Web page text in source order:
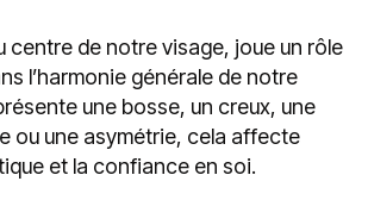
centre de notre visage, joue un rôle
l’harmonie générale de notre
une bosse, un creux, une
ou une asymétrie, cela affecte
et la confiance en soi.